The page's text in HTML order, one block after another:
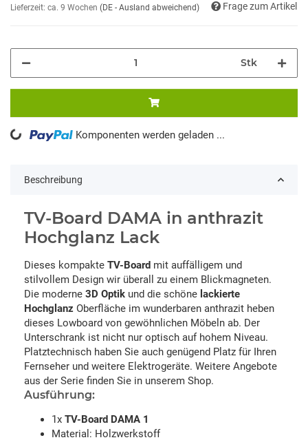
Lieferzeit: ca. 9 Wochen (DE - Ausland abweichend) Frage zum Artikel
Stk
Loading... Komponenten werden geladen ...
Beschreibung
TV-Board DAMA in anthrazit
Hochglanz Lack
Dieses kompakte TV-Board mit auffälligem und
stilvollem Design wir überall zu einem Blickmagneten.
Die moderne 3D Optik und die schöne lackierte
Hochglanz Oberfläche im wunderbaren anthrazit heben
dieses Lowboard von gewöhnlichen Möbeln ab. Der
Unterschrank ist nicht nur optisch auf hohem Niveau.
Platztechnisch haben Sie auch genügend Platz für Ihren
Fernseher und weitere Elektrogeräte. Weitere Angebote
aus der Serie finden Sie in unserem Shop.
Ausführung:
1x TV-Board DAMA 1
Material: Holzwerkstoff